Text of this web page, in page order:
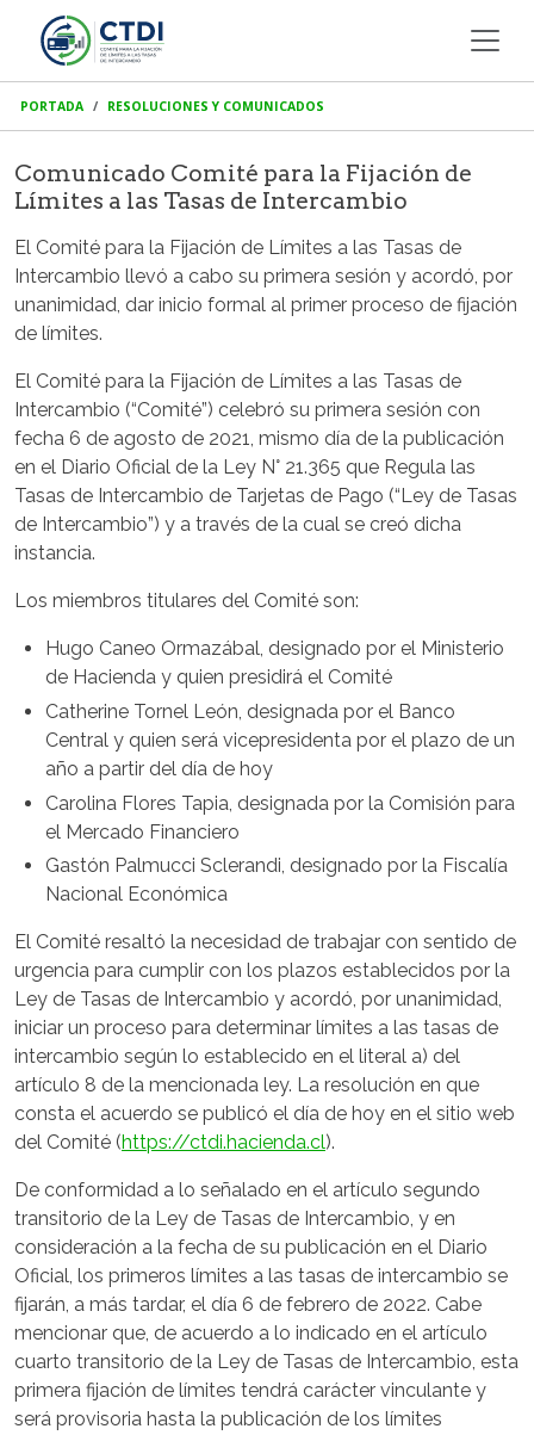
PORTADA RESOLUCIONES Y COMUNICADOS
Comunicado Comité para la Fijación de
Límites a las Tasas de Intercambio
El Comité para la Fijación de Límites a las Tasas de
Intercambio llevó a cabo su primera sesión y acordó, por
unanimidad, dar inicio formal al primer proceso de fijación
de límites.
El Comité para la Fijación de Límites a las Tasas de
Intercambio (“Comité”) celebró su primera sesión con
fecha 6 de agosto de 2021, mismo día de la publicación
en el Diario Oficial de la Ley N° 21.365 que Regula las
Tasas de Intercambio de Tarjetas de Pago (“Ley de Tasas
de Intercambio”) y a través de la cual se creó dicha
instancia.
Los miembros titulares del Comité son:
Hugo Caneo Ormazábal, designado por el Ministerio
de Hacienda y quien presidirá el Comité
Catherine Tornel León, designada por el Banco
Central y quien será vicepresidenta por el plazo de un
año a partir del día de hoy
Carolina Flores Tapia, designada por la Comisión para
el Mercado Financiero
Gastón Palmucci Sclerandi, designado por la Fiscalía
Nacional Económica
El Comité resaltó la necesidad de trabajar con sentido de
urgencia para cumplir con los plazos establecidos por la
Ley de Tasas de Intercambio y acordó, por unanimidad,
iniciar un proceso para determinar límites a las tasas de
intercambio según lo establecido en el literal a) del
artículo 8 de la mencionada ley. La resolución en que
consta el acuerdo se publicó el día de hoy en el sitio web
del Comité (https://ctdi.hacienda.cl).
De conformidad a lo señalado en el artículo segundo
transitorio de la Ley de Tasas de Intercambio, y en
consideración a la fecha de su publicación en el Diario
Oficial, los primeros límites a las tasas de intercambio se
fijarán, a más tardar, el día 6 de febrero de 2022. Cabe
mencionar que, de acuerdo a lo indicado en el artículo
cuarto transitorio de la Ley de Tasas de Intercambio, esta
primera fijación de límites tendrá carácter vinculante y
será provisoria hasta la publicación de los límites